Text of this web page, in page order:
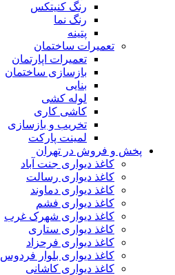
رنگ کنیتکس
رنگ نما
پتینه
تعمیرات ساختمان
تعمیرات اپارتمان
بازسازی ساختمان
بنایی
لوله کشی
کاشی کاری
تخریب و بازسازی
لمینت پارکت
پخش و فروش در تهران
کاغذ دیواری جنت آباد
کاغذ دیواری رسالت
کاغذ دیواری دماوند
کاغذ دیواری فشم
کاغذ دیواری شهرک غرب
کاغذ دیواری ستاری
کاغذ دیواری فرحزاد
کاغذ دیواری بلوار فردوس
کاغذ دیواری کاشانی